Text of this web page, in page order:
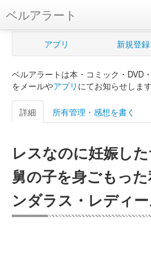
ベルアラート
ベルアラートとは
新規登録
ログイン
購入管理
Myシェルフ
プレミアム
アプリ 新規登録
ベルアラートは本・コミック・DVD
をメールやアプリ にてお知らせします
詳細 所有管理・感想を書く
レスなのに妊娠し
舅の子を身ごもっ
ンダラス・レディ